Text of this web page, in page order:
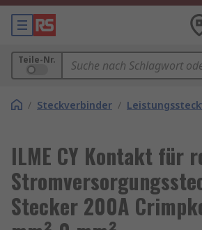
Teile-Nr.
/ Steckverbinder /
ILME CY Kontakt für
Stecker 200A